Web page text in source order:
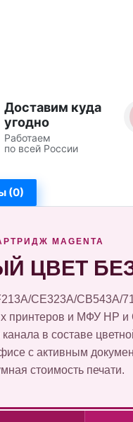
Доставим куда
угодно
Работаем
по всей России
(0)
MAGENTA
ЦВЕТ
CE323A/
принтеров и МФУ HP и
в составе
с активным
стоимость печати.